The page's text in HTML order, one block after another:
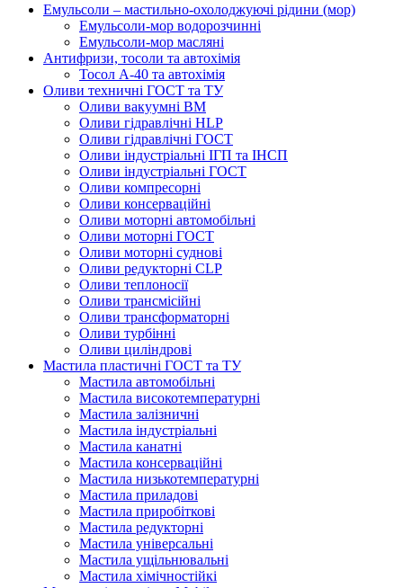
Емульсоли – мастильно-охолоджуючі рідини (мор)
Емульсоли-мор водорозчинні
Емульсоли-мор масляні
Антифризи, тосоли та автохімія
Тосол А-40 та автохімія
Оливи техничні ГОСТ та ТУ
Оливи вакуумні ВМ
Оливи гідравлічні HLP
Оливи гідравлічні ГОСТ
Оливи індустріальні ІГП та ІНСП
Оливи індустріальні ГОСТ
Оливи компресорні
Оливи консерваційні
Оливи моторні автомобільні
Оливи моторні ГОСТ
Оливи моторні суднові
Оливи редукторні CLP
Оливи теплоносії
Оливи трансмісійні
Оливи трансформаторні
Оливи турбінні
Оливи циліндрові
Мастила пластичні ГОСТ та ТУ
Мастила автомобільні
Мастила високотемпературні
Мастила залізничні
Мастила індустріальні
Мастила канатні
Мастила консерваційні
Мастила низькотемпературні
Мастила приладові
Мастила приробіткові
Мастила редукторні
Мастила універсальні
Мастила ущільнювальні
Мастила хімічностійкі